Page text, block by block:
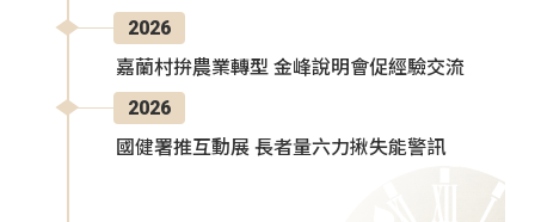
2026
嘉蘭村拚農業轉型 金峰說明會促經驗交流
2026
國健署推互動展 長者量六力揪失能警訊